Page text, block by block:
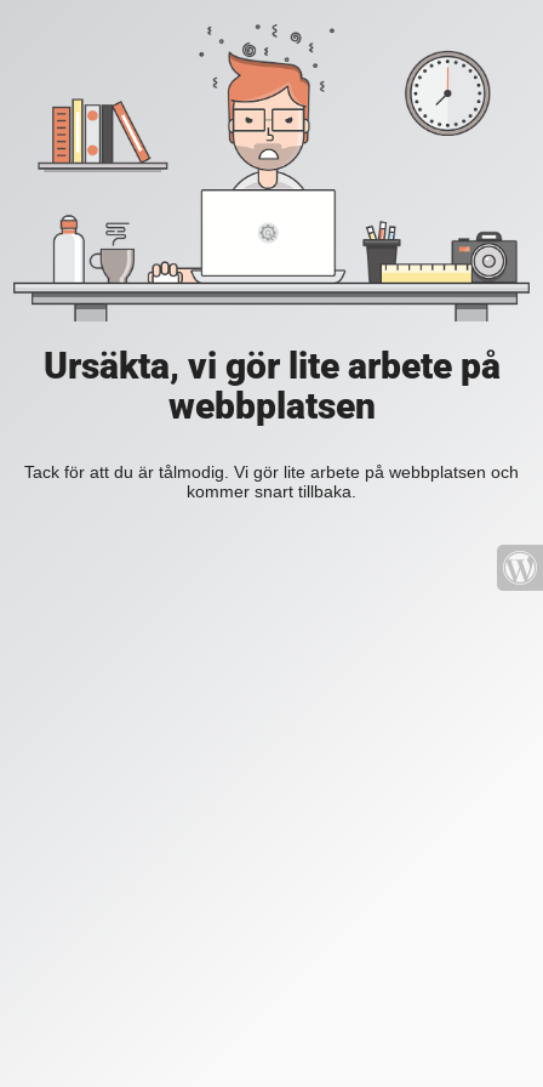
Ursäkta, vi gör lite arbete på
webbplatsen
Tack för att du är tålmodig. Vi gör lite arbete på webbplatsen och
kommer snart tillbaka.